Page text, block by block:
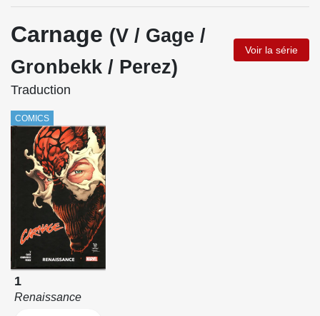
Carnage (V / Gage /
Gronbekk / Perez)
Voir la série
Traduction
COMICS
1
Renaissance